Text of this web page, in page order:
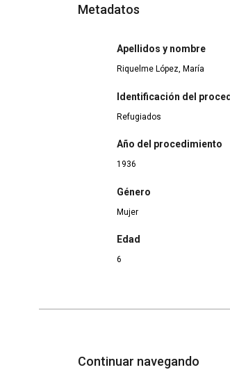
Metadatos
Apellidos y nombre
Riquelme López, María
Identificación del
Refugiados
Año del procedimiento
1936
Género
Mujer
Edad
6
Continuar navegando